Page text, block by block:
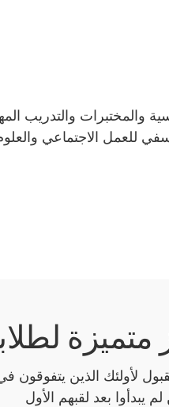
والمختبرات والتدريب
للعمل الاجتماعي
لأولئك الذين يتفوقون
يبدأوا بعد لقبهم الأول